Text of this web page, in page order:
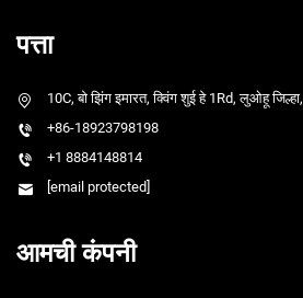
पत्ता
10C, बो झिंग इमारत, क्विंग शुई हे 1Rd, लुओहू
+86-18923798198
+1 8884148814
[email protected]
आमची कंपनी